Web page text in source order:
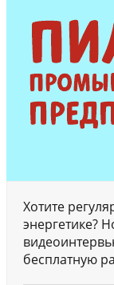
Хотите
энергетике?
бесплатную